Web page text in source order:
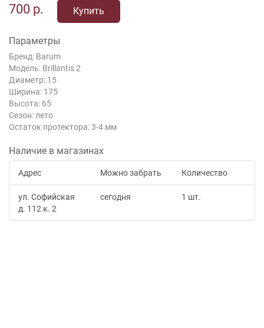
700 р. Купить
Параметры
Бренд: Barum
Модель: Brillantis 2
Диаметр: 15
Ширина: 175
Высота: 65
Сезон: лето
Остаток протектора: 3-4 мм
Наличие в магазинах
Адрес Можно забрать Количество
ул. Софийская
д. 112 к. 2
сегодня 1 шт.